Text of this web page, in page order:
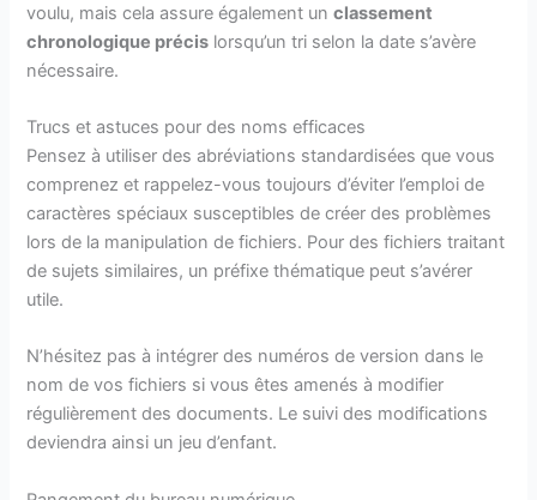
voulu, mais cela assure également unclassement
chronologique précis lorsqu’un tri selon la date s’avère
nécessaire.
Trucs et astuces pour des noms efficaces
Pensez à utiliser des abréviations standardisées que vous
comprenez et rappelez-vous toujours d’éviter l’emploi de
caractères spéciaux susceptibles de créer des problèmes
lors de la manipulation de fichiers. Pour des fichiers traitant
de sujets similaires, un préfixe thématique peut s’avérer
utile.
N’hésitez pas à intégrer des numéros de version dans le
nom de vos fichiers si vous êtes amenés à modifier
régulièrement des documents. Le suivi des modifications
deviendra ainsi un jeu d’enfant.